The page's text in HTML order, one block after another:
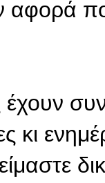
αφορά
έχουν
κι